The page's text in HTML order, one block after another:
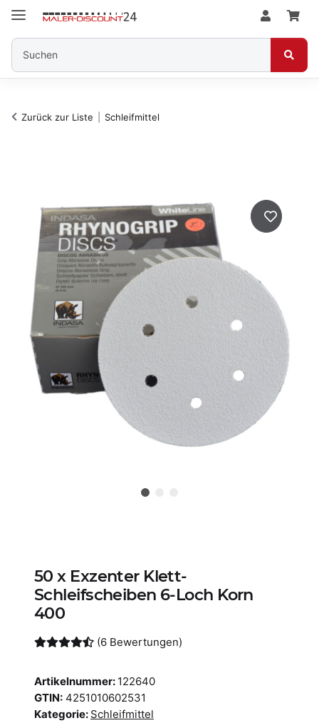
Zurück zur Liste Schleifmittel
50 x Exzenter Klett-
Schleifscheiben 6-Loch Korn
400
(6 Bewertungen)
Artikelnummer: 122640
GTIN: 4251010602531
Kategorie: Schleifmittel